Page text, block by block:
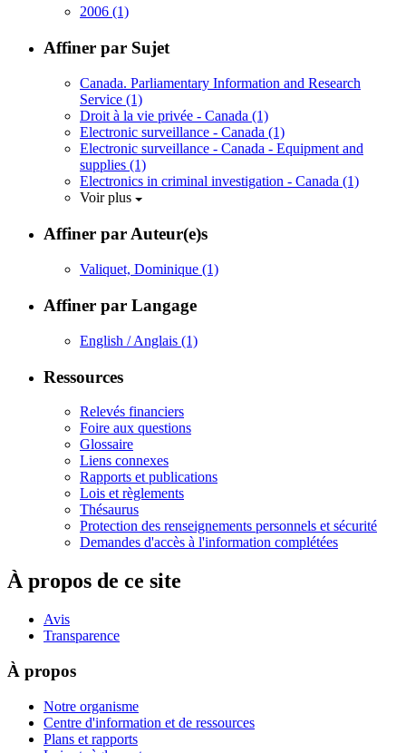
2006 (1)
Affiner par Sujet
Canada. Parliamentary Information and Research
Service (1)
Droit à la vie privée - Canada (1)
Electronic surveillance - Canada (1)
Electronic surveillance - Canada - Equipment and
supplies (1)
Electronics in criminal investigation - Canada (1)
Voir plus
Affiner par Auteur(e)s
Valiquet, Dominique (1)
Affiner par Langage
English / Anglais (1)
Ressources
Relevés financiers
Foire aux questions
Glossaire
Liens connexes
Rapports et publications
Lois et règlements
Thésaurus
Protection des renseignements personnels et sécurité
Demandes d'accès à l'information complétées
À propos de ce site
Avis
Transparence
À propos
Notre organisme
Centre d'information et de ressources
Plans et rapports